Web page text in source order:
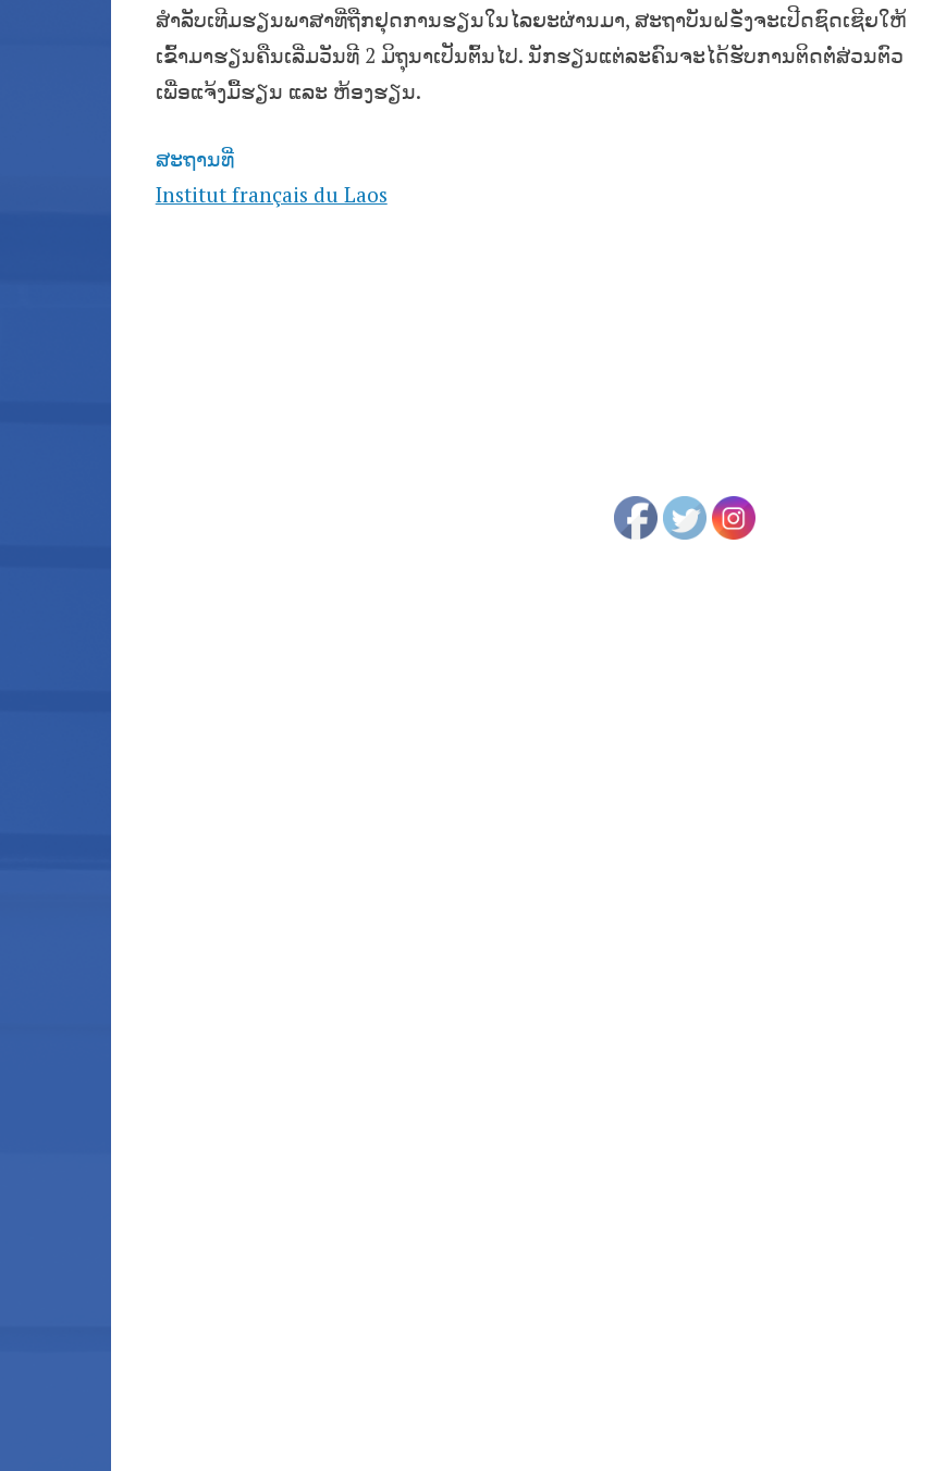
ສໍາລັບເທີມຮຽນພາສາທີ່ຖືກຢຸດການຮຽນໃນໄລຍະຜ່ານມາ, ສະຖາບັນຝຣັ່ງຈະເປີດຊົດເຊີຍໃຫ້
ເຂົ້າມາຮຽນຄືນເລີ່ມວັນທີ 2 ມິຖຸນາເປັນຕົ້ນໄປ. ນັກຮຽນແຕ່ລະຄົນຈະໄດ້ຮັບການຕິດຕໍ່ສ່ວນຕົວ
ເພື່ອແຈ້ງມື້ຮຽນ ແລະ ຫ້ອງຮຽນ.
ສະຖານທີ່
Institut français du Laos